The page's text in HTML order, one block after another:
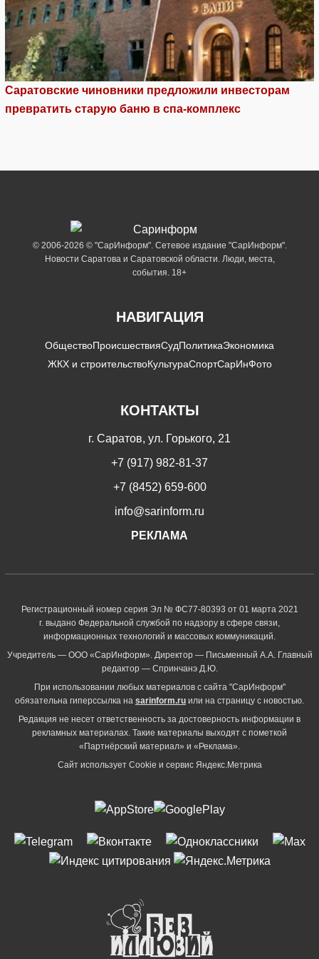
Саратовские чиновники предложили инвесторам
превратить старую баню в спа-комплекс
© 2006-2026 © "СарИнформ". Сетевое издание "СарИнформ".
Новости Саратова и Саратовской области. Люди, места,
события. 18+
НАВИГАЦИЯ
ОбществоПроисшествияСудПолитикаЭкономика
ЖКХ и строительствоКультураСпортСарИнФото
КОНТАКТЫ
г. Саратов, ул. Горького, 21
+7 (917) 982-81-37
+7 (8452) 659-600
info@sarinform.ru
РЕКЛАМА
Регистрационный номер серия Эл № ФС77-80393 от 01 марта 2021
г. выдано Федеральной службой по надзору в сфере связи,
информационных технологий и массовых коммуникаций.
Учредитель — ООО «СарИнформ». Директор — Письменный А.А. Главный
редактор — Спринчанэ Д.Ю.
При использовании любых материалов с сайта "СарИнформ"
обязательна гиперссылка на sarinform.ru или на страницу с новостью.
Редакция не несет ответственность за достоверность информации в
рекламных материалах. Такие материалы выходят с пометкой
«Партнёрский материал» и «Реклама».
Сайт использует Cookie и сервиc Яндекс.Метрика